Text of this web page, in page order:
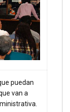
puedan
van a